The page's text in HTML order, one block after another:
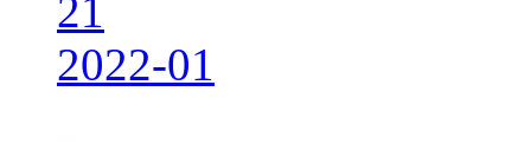
21
2022-01